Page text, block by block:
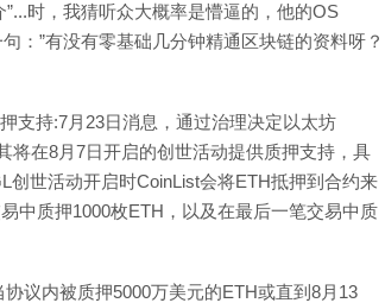
”...时，我猜听众大概率是懵逼的，他的OS
：”有没有零基础几分钟精通区块链的资料呀？
支持:7月23日消息，通过治理决定以太坊
将在8月7日开启的创世活动提供质押支持，具
创世活动开启时CoinList会将ETH抵押到合约来
中质押1000枚ETH，以及在最后一笔交易中质
议内被质押5000万美元的ETH或直到8月13